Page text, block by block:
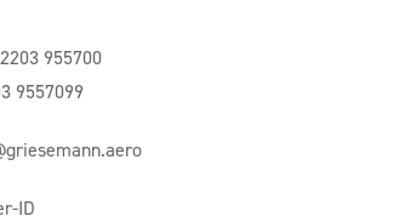
955700
9557099
ID